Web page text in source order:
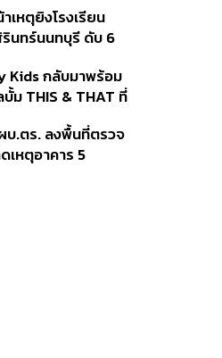
าแก้ กม.คุมอาวุธปืน
รองต้องร่วมรับผิด
เหตุยิงโรงเรียน
นทร์นนทบุรี ดับ 6
นปู่ก่อเหตุ
Kids กลับมาพร้อม
ม THIS & THAT ที่
ลายของวง
บ.ตร. ลงพื้นที่ตรวจ
เหตุอาคาร 5